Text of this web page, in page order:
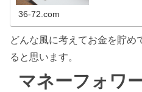
36-72.com
どんな風に考えてお金を貯め
ると思います。
マネーフォワ